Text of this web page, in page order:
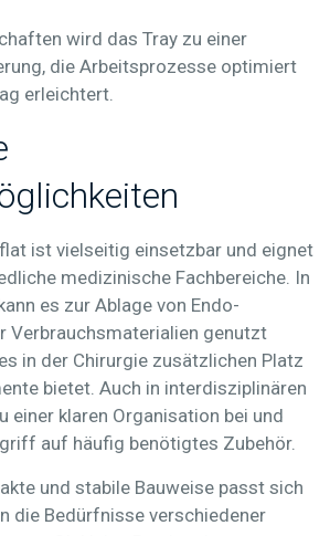
wird das Tray zu einer
die Arbeitsprozesse optimiert
erleichtert.
ist vielseitig einsetzbar und eignet
medizinische Fachbereiche. In
es zur Ablage von Endo-
Verbrauchsmaterialien genutzt
in der Chirurgie zusätzlichen Platz
bietet. Auch in interdisziplinären
einer klaren Organisation bei und
auf häufig benötigtes Zubehör.
und stabile Bauweise passt sich
die Bedürfnisse verschiedener